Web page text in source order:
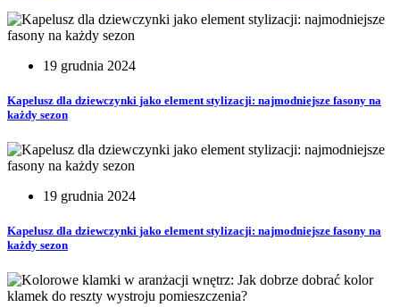
19 grudnia 2024
Kapelusz dla dziewczynki jako element stylizacji: najmodniejsze fasony na
każdy sezon
19 grudnia 2024
Kapelusz dla dziewczynki jako element stylizacji: najmodniejsze fasony na
każdy sezon